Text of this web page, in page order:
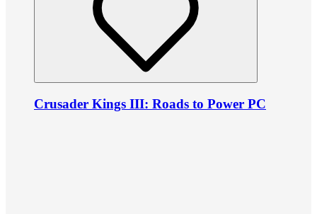
Crusader Kings III: Roads to Power PC